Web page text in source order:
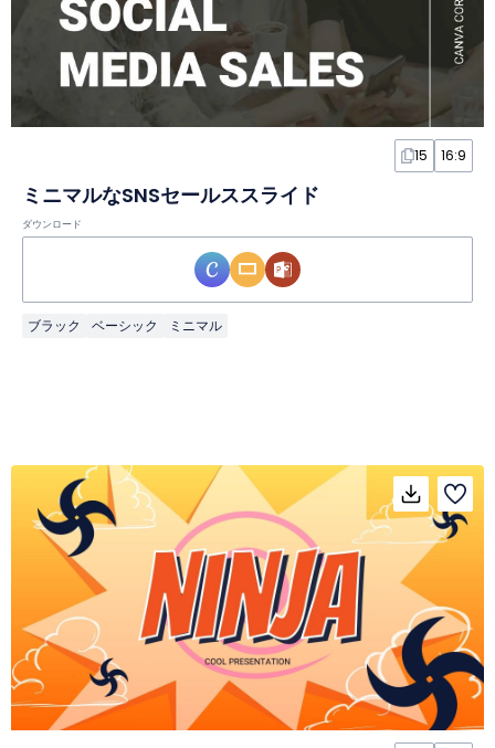
15 16:9
ミニマルなSNSセールススライド
ダウンロード
ブラック ベーシック ミニマル